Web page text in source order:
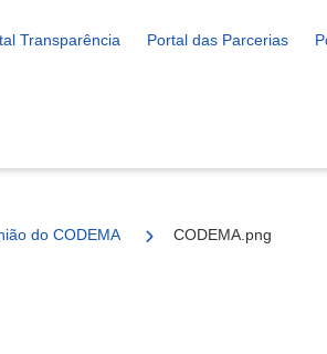
Transparência Portal das Parcerias
do CODEMA CODEMA.png